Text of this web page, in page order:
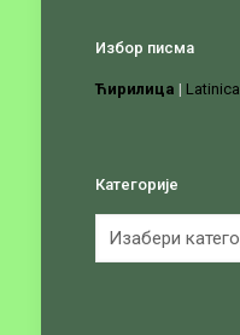
Избор писма
Ћирилица | Latinica
Категорије